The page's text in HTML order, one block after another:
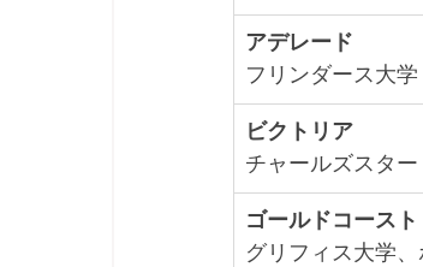
アデレード
フリンダース大学
ビクトリア
チャールズスター
ゴールドコースト
グリフィス大学